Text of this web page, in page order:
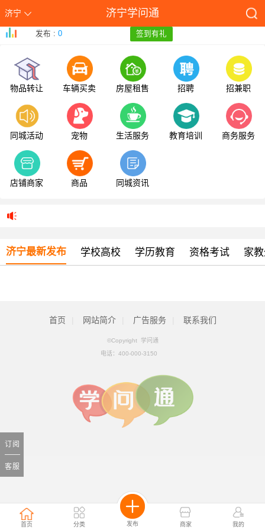
济宁 济宁学问通
首页 分类 发布 商家 我的
发布 :0 签到有礼
物品转让 车辆买卖 房屋租售 招聘 招兼职
同城活动 宠物 生活服务 教育培训 商务服务
店铺商家 商品 同城资讯
济宁最新发布 学校高校 学历教育 资格考试 家
订阅
客服
首页 网站简介 广告服务 联系我们
©Copyright 学问通
电话： 400-000-3150